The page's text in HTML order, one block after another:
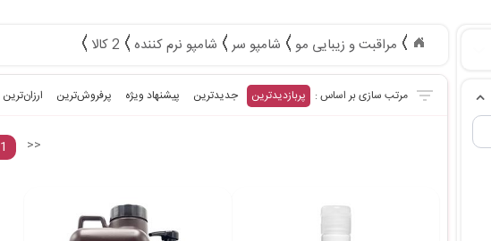
مراقبت و زیبایی مو شامپو سر شامپو نرم کننده 2 کالا
پربازدیدترین جدیدترین پیشنهاد ویژه پرفروش‌ترین‌ ارزان‌ترین
1 >>